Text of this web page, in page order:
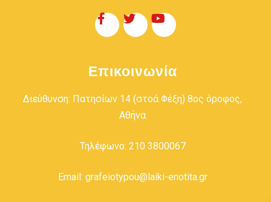
Επικοινωνία
Διεύθυνση: Πατησίων 14 (στοά Φέξη) 8ος όροφος,
Αθήνα
Τηλέφωνο: 210 3800067
Email: grafeiotypou@laiki-enotita.gr